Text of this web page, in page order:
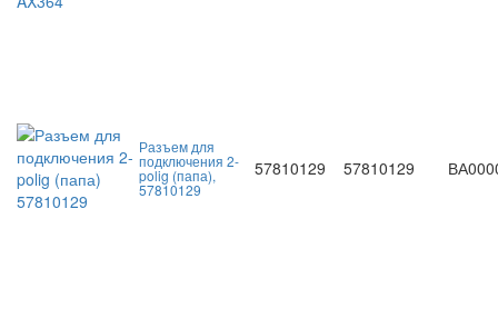
Разъем для
подключения 2-
polig (папа),
57810129
57810129 57810129